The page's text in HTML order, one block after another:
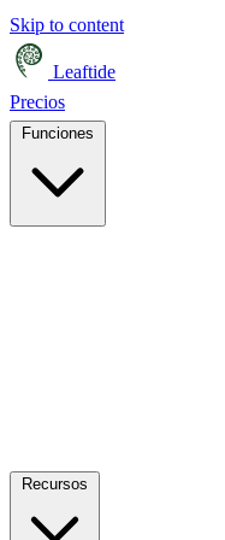
Skip to content
Leaftide
Precios